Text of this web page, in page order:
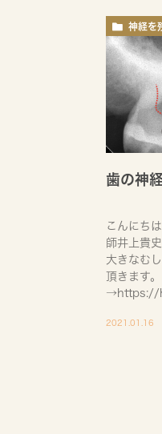
神経を
歯の神
こんにち
師井上貴
大きなむ
頂きます
→https://
2021.01.16